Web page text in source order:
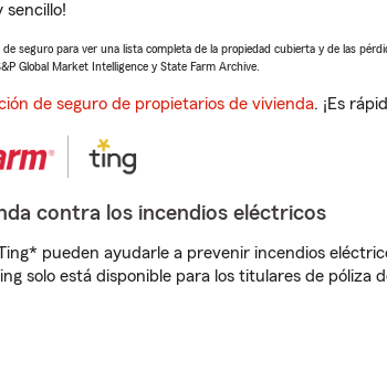
sencillo!
seguro para ver una lista completa de la propiedad cubierta y de las
Global Market Intelligence y State Farm Archive.
de seguro de propietarios de vivienda. ¡Es
contra los incendios eléctricos
pueden ayudarle a prevenir incendios
solo está disponible para los titulares de